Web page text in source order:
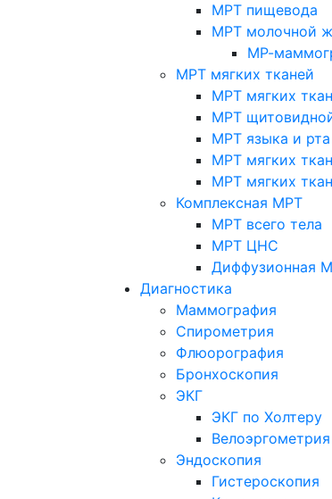
МРТ пищевода
МРТ молочной
МР-
МРТ мягких тканей
МРТ мягких
МРТ
МРТ языка и рта
МРТ мягких
МРТ мягких
Комплексная МРТ
МРТ всего тела
МРТ ЦНС
Диффузионная
Диагностика
Маммография
Спирометрия
Флюорография
Бронхоскопия
ЭКГ
ЭКГ по Холтеру
Эндоскопия
Гистероскопия